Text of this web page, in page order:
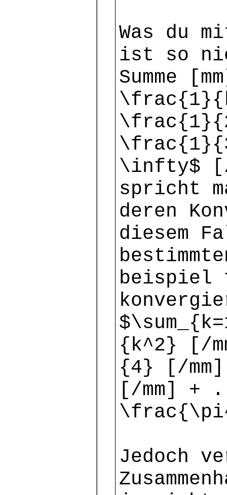
Was du
ist so
Summe
\infty$ [/
spricht
deren
diesem
beispiel
{k^2} [/
{4} [/
[/mm] +
Jedoch